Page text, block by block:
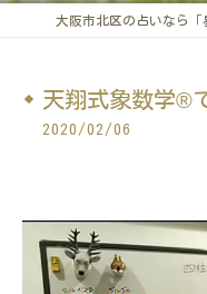
天翔式象数学®
2020/02/06